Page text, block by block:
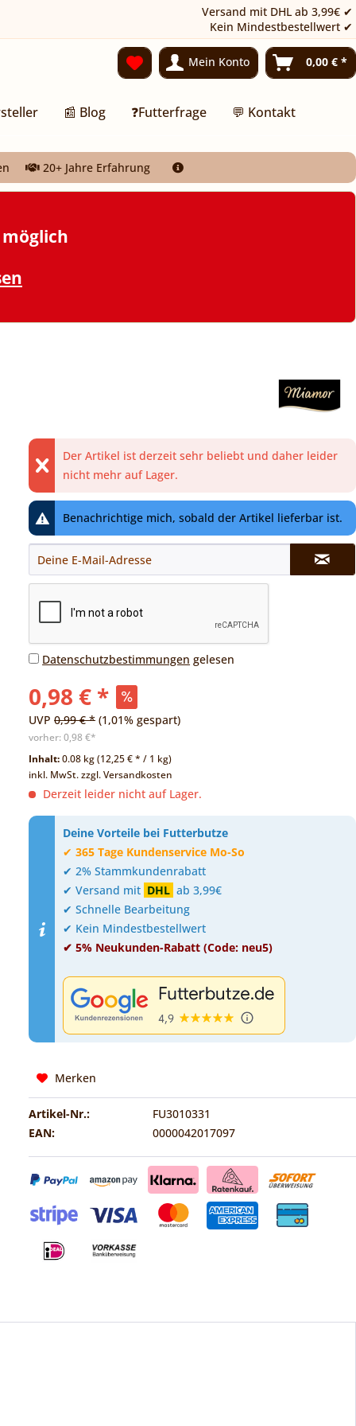
Versand mit DHL ab 3,99€ ✔
Kein Mindestbestellwert ✔
Mein Konto 0,00 € *
📰 Blog ❓Futterfrage 💬 Kontakt
20+ Jahre Erfahrung
Der Artikel ist derzeit sehr beliebt und daher leider
nicht mehr auf Lager.
Benachrichtige mich, sobald der Artikel lieferbar ist.
Datenschutzbestimmungen gelesen
0,98 € *
UVP0,99 € * (1,01% gespart)
vorher:0,98 €*
Inhalt:0.08 kg (12,25 € * / 1 kg)
inkl. MwSt.zzgl. Versandkosten
Derzeit leider nicht auf Lager.
Deine Vorteile bei Futterbutze
✔365 Tage Kundenservice Mo-So
✔ 2% Stammkundenrabatt
✔ Versand mit DHL ab 3,99€
✔ Schnelle Bearbeitung
✔ Kein Mindestbestellwert
✔ 5% Neukunden-Rabatt (Code: neu5)
Merken
Artikel-Nr.:
FU3010331
EAN:
0000042017097